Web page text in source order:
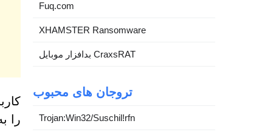
را
Fuq.com
XHAMSTER Ransomware
بدافزار موبایل CraxsRAT
تروجان های محبوب
Trojan:Win32/Suschil!rfn